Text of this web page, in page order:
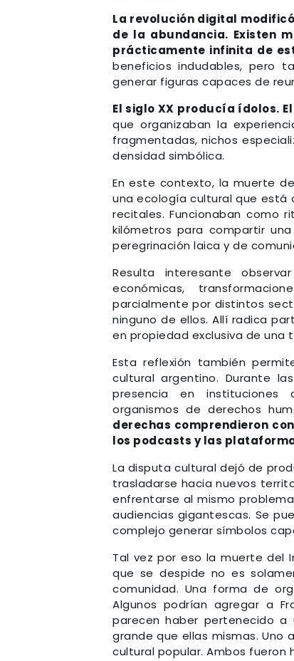
La revolución digital
de la abundancia. Existen
prácticamente infinita de
beneficios indudables, pero
generar figuras capaces de
El siglo XX producía ídolos.
que organizaban la
fragmentadas, nichos
densidad simbólica.
En este contexto, la muerte
una ecología cultural que está
recitales. Funcionaban como
kilómetros para compartir
peregrinación laica y de
Resulta interesante
económicas,
parcialmente por distintos
ninguno de ellos. Allí radica
en propiedad exclusiva de una
Esta reflexión también
cultural argentino. Durante
presencia en instituciones
organismos de derechos
derechas comprendieron
los podcasts y las
La disputa cultural dejó de
trasladarse hacia nuevos
enfrentarse al mismo
audiencias gigantescas. Se
complejo generar símbolos
Tal vez por eso la muerte del
que se despide no es
comunidad. Una forma de
Algunos podrían agregar a
parecen haber pertenecido
grande que ellas mismas. Uno
cultural popular. Ambos